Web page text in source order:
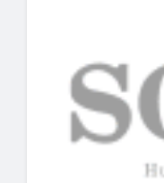
INICIO
EMPRESAS
GUÍA DE COMPRA